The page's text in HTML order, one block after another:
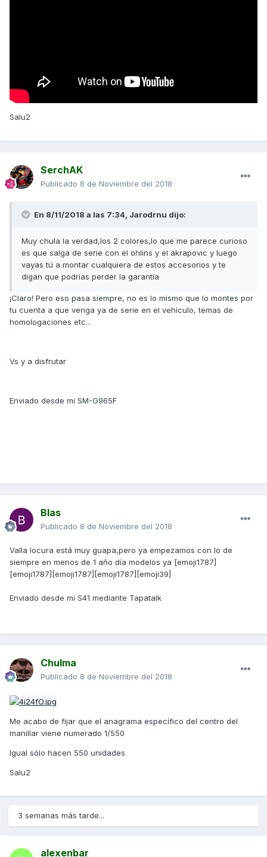
Salu2
SerchAK
Publicado 8 de Noviembre del 2018
En 8/11/2018 a las 7:34, Jarodrnu dijo:
Muy chula la verdad,los 2 colores,lo que me parece curioso
es que salga de serie con el ohlins y el akrapovic y luego
vayas tú a montar cualquiera de estos accesorios y te
digan que podrías perder la garantía
¡Claro! Pero eso pasa siempre, no es lo mismo que lo montes por
tu cuenta a que venga ya de serie en el vehículo, temas de
homologaciones etc...
Vs y a disfrutar
Enviado desde mi SM-G965F
Blas
Publicado 8 de Noviembre del 2018
Valla locura está muy guapa,pero ya empezamos con lo de
siempre en menos de 1 año día modelos ya [emoji1787]
[emoji1787][emoji1787][emoji1787][emoji39]
Enviado desde mi S41 mediante Tapatalk
Chulma
Publicado 8 de Noviembre del 2018
Me acabo de fijar que el anagrama específico del centro del
manillar viene numerado 1/550
Igual sólo hacen 550 unidades
Salu2
3 semanas más tarde...
alexenbar